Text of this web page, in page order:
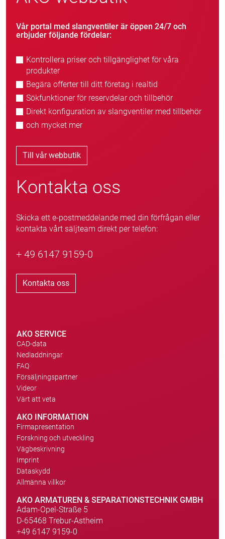
Vår portal med slangventiler är öppen 24/7 och
erbjuder följande fördelar:
Kontrollera priser och tillgänglighet för våra
produkter
Begära offerter till ditt företag i realtid
Sökfunktioner för reservdelar och tillbehör
Direkt konfiguration av slangventiler med tillbehör
och mycket mer
Till vår webbutik
Kontakta oss
Skicka ett e-postmeddelande med din förfrågan eller
kontakta vårt säljteam direkt per telefon:
+ 49 6147 9159-0
Kontakta oss
AKO SERVICE
CAD-data
Nedladdningar
FAQ
Försäljningspartner
Videor
Värt att veta
AKO INFORMATION
Firmapresentation
Forskning och utveckling
Vägbeskrivning
Imprint
Dataskydd
Allmänna villkor
AKO ARMATUREN & SEPARATIONSTECHNIK GMBH
Adam-Opel-Straße 5
D-65468 Trebur-Astheim
+49 6147 9159-0